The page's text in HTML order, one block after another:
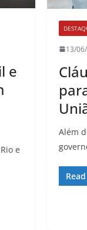
e
e
13/
Além